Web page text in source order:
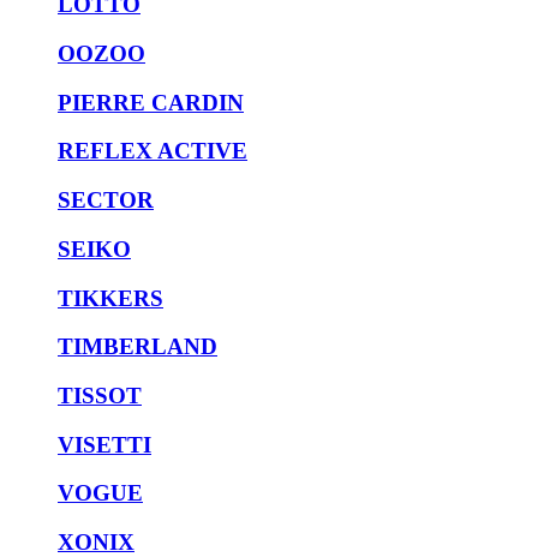
OOZOO
PIERRE CARDIN
REFLEX ACTIVE
SECTOR
SEIKO
TIKKERS
TIMBERLAND
TISSOT
VISETTI
VOGUE
XONIX